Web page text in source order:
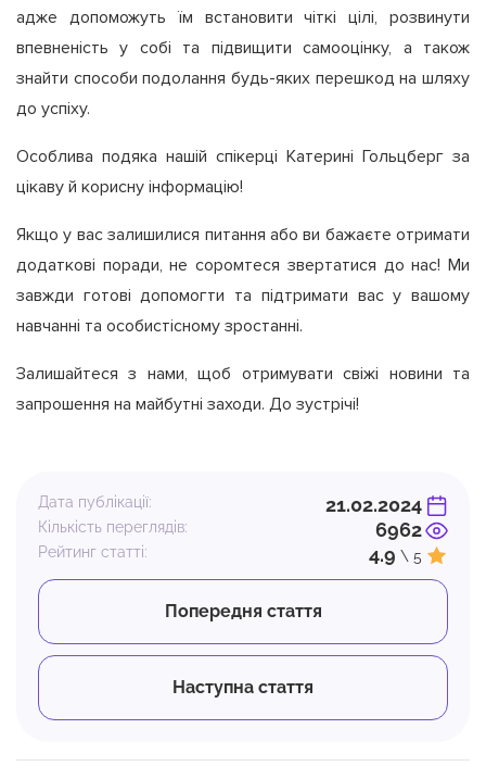
адже допоможуть їм встановити чіткі цілі, розвинути
впевненість у собі та підвищити самооцінку, а також
знайти способи подолання будь-яких перешкод на шляху
до успіху.
Особлива подяка нашій спікерці Катерині Гольцберг за
цікаву й корисну інформацію!
Якщо у вас залишилися питання або ви бажаєте отримати
додаткові поради, не соромтеся звертатися до нас! Ми
завжди готові допомогти та підтримати вас у вашому
навчанні та особистісному зростанні.
Залишайтеся з нами, щоб отримувати свіжі новини та
запрошення на майбутні заходи. До зустрічі!
Дата публікації: 21.02.2024
Кількість переглядів: 6962
Рейтинг статті: 4.9 \ 5
Попередня стаття
Наступна стаття